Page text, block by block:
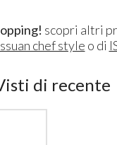
scopri altri
chef style o di
di recente